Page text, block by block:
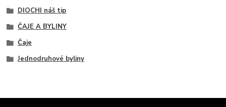
DIOCHI náš tip
ČAJE A BYLINY
Čaje
Jednodruhové byliny